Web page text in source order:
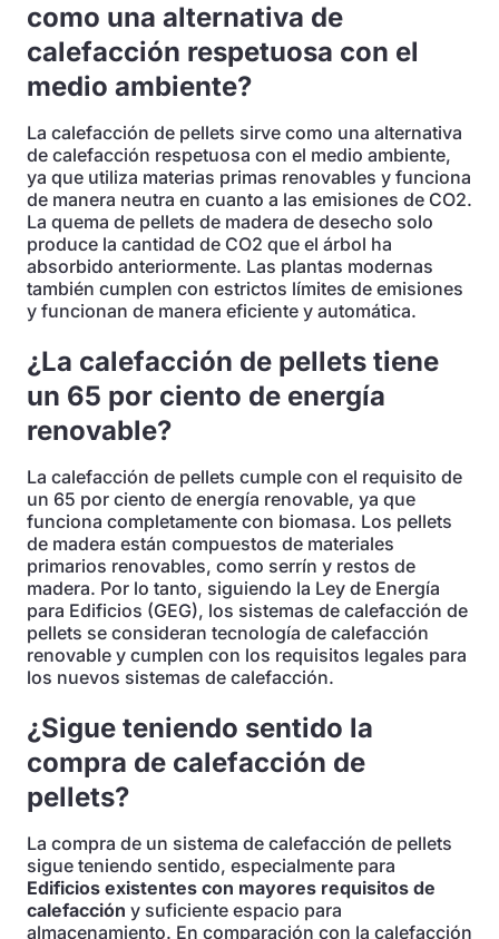
como una alternativa de
calefacción respetuosa con el
medio ambiente?
La calefacción de pellets sirve como una alternativa
de calefacción respetuosa con el medio ambiente,
ya que utiliza materias primas renovables y funciona
de manera neutra en cuanto a las emisiones de CO2.
La quema de pellets de madera de desecho solo
produce la cantidad de CO2 que el árbol ha
absorbido anteriormente. Las plantas modernas
también cumplen con estrictos límites de emisiones
y funcionan de manera eficiente y automática.
¿La calefacción de pellets tiene
un 65 por ciento de energía
renovable?
La calefacción de pellets cumple con el requisito de
un 65 por ciento de energía renovable, ya que
funciona completamente con biomasa. Los pellets
de madera están compuestos de materiales
primarios renovables, como serrín y restos de
madera. Por lo tanto, siguiendo la Ley de Energía
para Edificios (GEG), los sistemas de calefacción de
pellets se consideran tecnología de calefacción
renovable y cumplen con los requisitos legales para
los nuevos sistemas de calefacción.
¿Sigue teniendo sentido la
compra de calefacción de
pellets?
La compra de un sistema de calefacción de pellets
sigue teniendo sentido, especialmente para
Edificios existentes con mayores requisitos de
calefacción y suficiente espacio para
almacenamiento. En comparación con la calefacción